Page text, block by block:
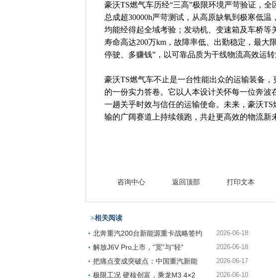
豪沃TS燃气车历经“三高”极限环境严苛验证，
总成超30000h严苛测试，从高原缺氧到极寒低
均能经得起全域考验；发动机、变速箱及车桥等
寿命高达200万km，故障率低、出勤稳定，最大
停驶、多赚钱”，以可靠品质为干线物流高效运转
豪沃TS燃气车不止是一台性能出众的运输装备
的一份实力答卷。它以人本设计关怀每一位奔
一趟关乎时效与信任的运输使命。未来，豪沃
输的广阔赛道上持续领跑，共赴更高效的物流新
咨询中心 返回顶部 打印文本
>相关阅读
北奔重汽200台新能源重卡战略签约 2026-06-18
解放J6V Pro上市，“宽”与“轻” 2026-06-18
把痛点变成突破点：中国重汽新能 2026-06-17
极限工况 硬核创富，乘龙M3 4×2 2026-06-10